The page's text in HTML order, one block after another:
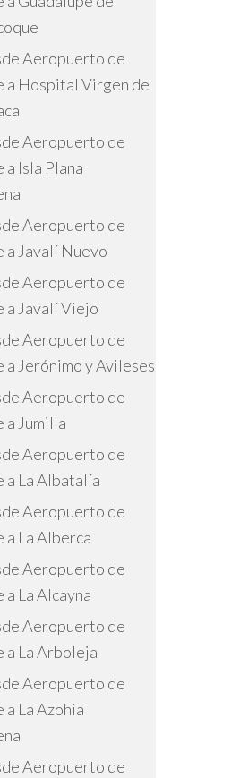
Aeropuerto de
a Hospital Virgen de
Aeropuerto de
Isla Plana
Aeropuerto de
a Javalí Nuevo
Aeropuerto de
a Javalí Viejo
Aeropuerto de
a Jerónimo y Avileses
Aeropuerto de
a Jumilla
Aeropuerto de
a La Albatalía
Aeropuerto de
a La Alberca
Aeropuerto de
La Alcayna
Aeropuerto de
a La Arboleja
Aeropuerto de
La Azohia
Aeropuerto de